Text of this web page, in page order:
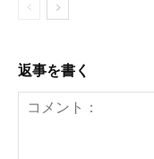
返事を書く